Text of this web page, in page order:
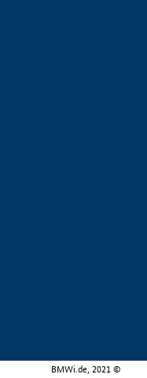
BMWi.de, 2021 ©